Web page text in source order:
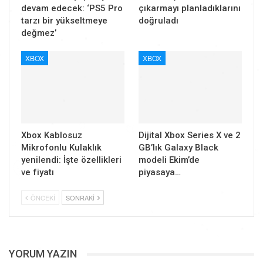
devam edecek: ‘PS5 Pro
tarzı bir yükseltmeye
değmez’
çıkarmayı planladıklarını
doğruladı
XBOX
Xbox Kablosuz
Mikrofonlu Kulaklık
yenilendi: İşte özellikleri
ve fiyatı
XBOX
Dijital Xbox Series X ve 2
GB’lık Galaxy Black
modeli Ekim’de
piyasaya…
ÖNCEKI SONRAKI
YORUM YAZIN